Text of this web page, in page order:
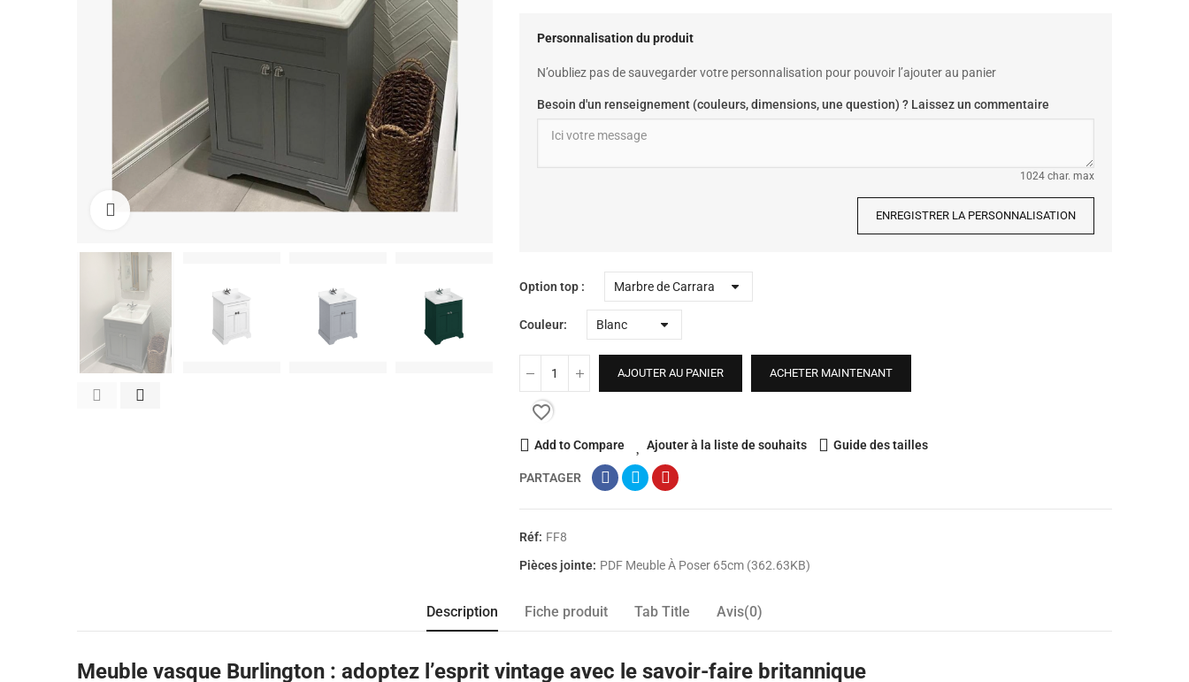
Cliquez pour agrandir
Personnalisation du produit
N’oubliez pas de sauvegarder votre personnalisation pour pouvoir l’ajouter au panier
Besoin d'un renseignement (couleurs, dimensions, une question) ? Laissez un commentaire
1024 char. max
ENREGISTRER LA PERSONNALISATION
Option top
Couleur
AJOUTER AU PANIER ACHETER MAINTENANT
favorite_border
Add to Compare Ajouter à la liste de souhaits Guide des tailles
PARTAGER
Réf: FF8
Pièces jointe: PDF Meuble À Poser 65cm (362.63KB)
Description Fiche produit Tab Title Avis(0)
Meuble vasque Burlington : adoptez l’esprit vintage avec le savoir-faire britannique